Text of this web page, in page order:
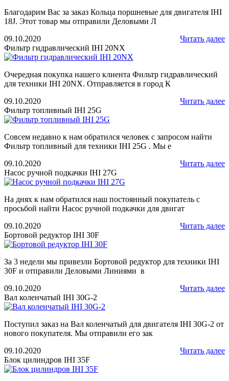
Благодарим Вас за заказ Кольца поршневые для двигателя IHI
18J. Этот товар мы отправили Деловыми Л
Читать далее
09.10.2020
Фильтр гидравлический IHI 20NX
Очередная покупка нашего клиента Фильтр гидравлический
для техники IHI 20NX. Отправляется в город К
Читать далее
09.10.2020
Фильтр топливный IHI 25G
Совсем недавно к нам обратился человек с запросом найти
Фильтр топливный для техники IHI 25G . Мы е
Читать далее
09.10.2020
Насос ручной подкачки IHI 27G
На днях к нам обратился наш постоянный покупатель с
просьбой найти Насос ручной подкачки для двигат
Читать далее
09.10.2020
Бортовой редуктор IHI 30F
За 3 недели мы привезли Бортовой редуктор для техники IHI
30F и отправили Деловыми Линиями в
Читать далее
09.10.2020
Вал коленчатый IHI 30G-2
Поступил заказ на Вал коленчатый для двигателя IHI 30G-2 от
нового покупателя. Мы отправили его зак
Читать далее
09.10.2020
Блок цилиндров IHI 35F